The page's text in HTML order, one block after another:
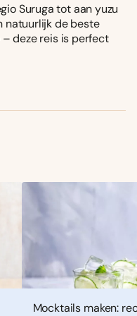
Suruga tot aan yuzu
natuurlijk de beste
– deze reis is perfect
Mocktails maken: